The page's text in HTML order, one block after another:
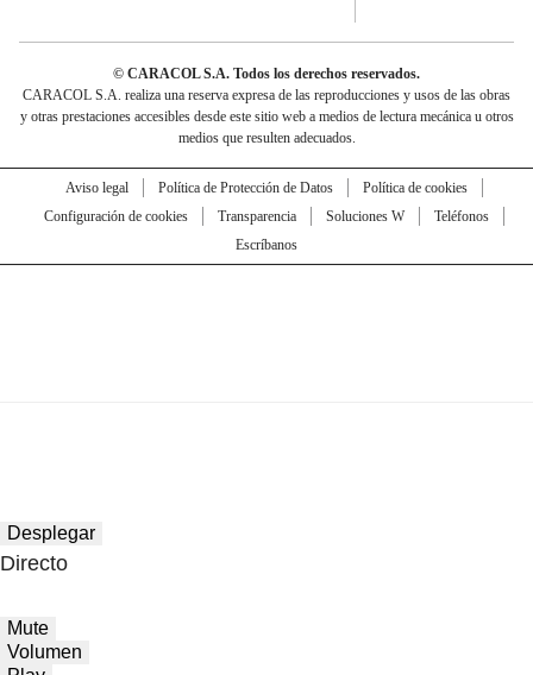
© CARACOL S.A. Todos los derechos reservados.
CARACOL S.A. realiza una reserva expresa de las reproducciones y usos de las obras
y otras prestaciones accesibles desde este sitio web a medios de lectura mecánica u otros
medios que resulten adecuados.
Aviso legal Política de Protección de Datos
Política de cookies
Configuración de cookies
Transparencia Soluciones W
Teléfonos
Escríbanos
Desplegar
Directo
Mute
Volumen